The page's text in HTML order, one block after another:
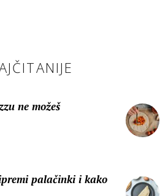
ne možeš
palačinki i kako